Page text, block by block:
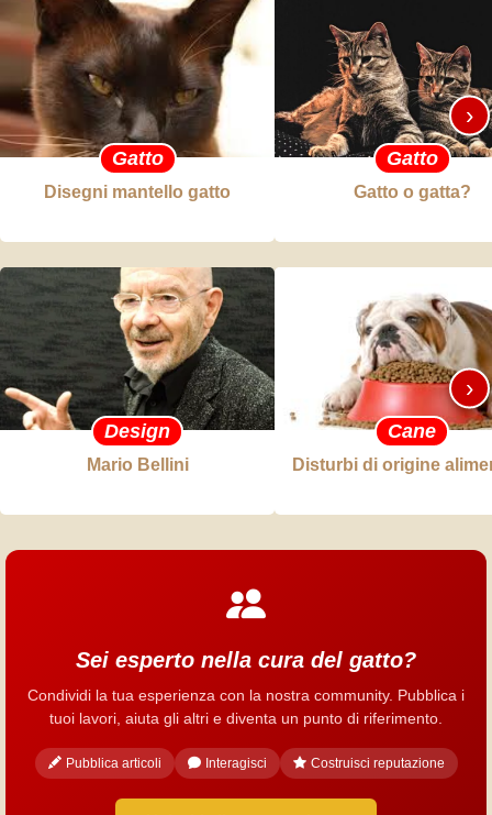
Gatto
Disegni mantello gatto
Gatto
Gatto o gatta?
›
Design
Mario Bellini
Cane
Disturbi di origine
›
Sei esperto nella cura del gatto?
Condividi la tua esperienza con la nostra community. Pubblica i
tuoi lavori, aiuta gli altri e diventa un punto di riferimento.
Pubblica articoli Interagisci Costruisci reputazione